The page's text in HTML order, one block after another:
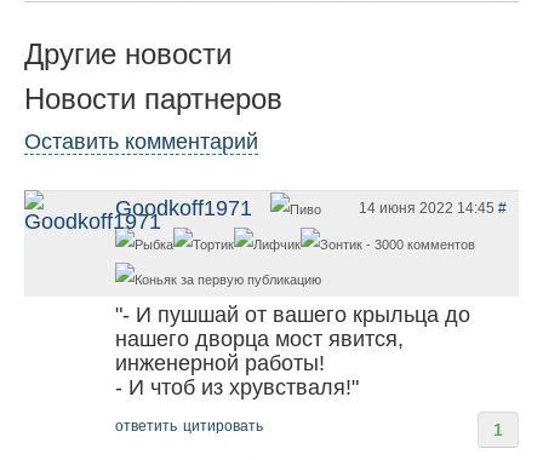
Другие новости
Новости партнеров
Оставить комментарий
Goodkoff1971 14 июня 2022 14:45 #
"- И пушшай от вашего крыльца до
нашего дворца мост явится,
инженерной работы!
- И чтоб из хрувстваля!"
1
ответить цитировать